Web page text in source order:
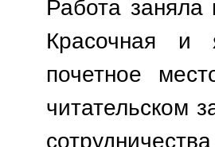
Работа
Красочная и
почетное
читательском